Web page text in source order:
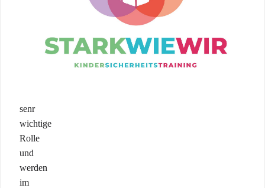
Kommunikation
spielen
sehr
wichtige
Rolle
und
werden
im